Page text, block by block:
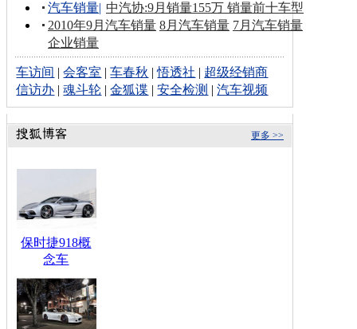
汽车销量| 中汽协:9月销量155万 销量前十车型
2010年9月汽车销量 8月汽车销量 7月汽车销量
企业销量
车访间 |会客室 |车春秋 |悟透社 | 超级经销商
信访办 |魂斗轮 |金狐谍 |安全检测 |汽车视频
更多 >>
保时捷918概
念车